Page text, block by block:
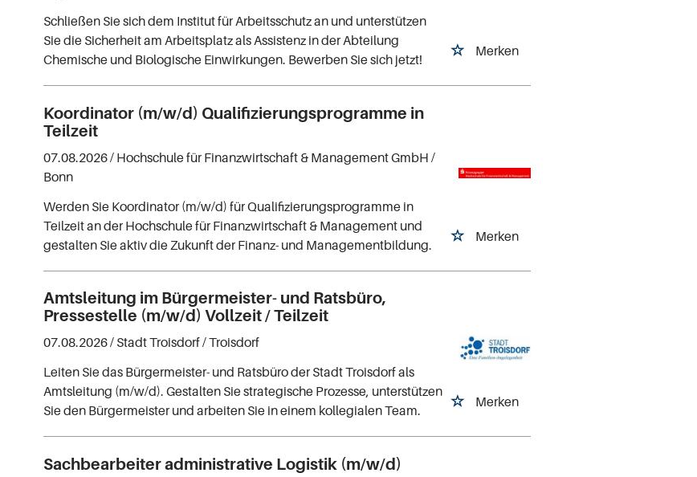
Merken
Schließen Sie sich dem Institut für Arbeitsschutz an und unterstützen
Sie die Sicherheit am Arbeitsplatz als Assistenz in der Abteilung
Chemische und Biologische Einwirkungen. Bewerben Sie sich jetzt!
Koordinator (m/w/d) Qualifizierungsprogramme in
Teilzeit
Merken
07.08.2026 / Hochschule für Finanzwirtschaft & Management GmbH /
Bonn
Werden Sie Koordinator (m/w/d) für Qualifizierungsprogramme in
Teilzeit an der Hochschule für Finanzwirtschaft & Management und
gestalten Sie aktiv die Zukunft der Finanz- und Managementbildung.
Amtsleitung im Bürgermeister- und Ratsbüro,
Pressestelle (m/w/d) Vollzeit / Teilzeit
Merken
07.08.2026 / Stadt Troisdorf/ Troisdorf
Leiten Sie das Bürgermeister- und Ratsbüro der Stadt Troisdorf als
Amtsleitung (m/w/d). Gestalten Sie strategische Prozesse, unterstützen
Sie den Bürgermeister und arbeiten Sie in einem kollegialen Team.
Sachbearbeiter administrative Logistik (m/w/d)